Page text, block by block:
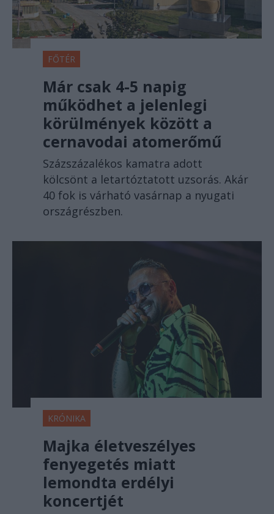
FŐTÉR
Már csak 4-5 napig
működhet a jelenlegi
körülmények között a
cernavodai atomerőmű
Százszázalékos kamatra adott
kölcsönt a letartóztatott uzsorás. Akár
40 fok is várható vasárnap a nyugati
országrészben.
KRÓNIKA
Majka életveszélyes
fenyegetés miatt
lemondta erdélyi
koncertjét